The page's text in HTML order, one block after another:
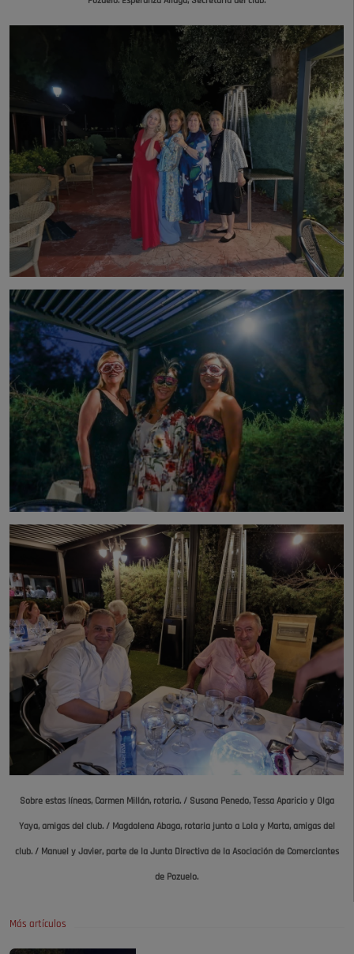
Sobre estas líneas, Carmen Millán, rotaria. / Susana Penedo, Tessa Aparicio y Olga
Yaya, amigas del club. / Magdalena Abaga, rotaria junto a Lola y Marta, amigas del
club. / Manuel y Javier, parte de la Junta Directiva de la Asociación de Comerciantes
de Pozuelo.
Más artículos